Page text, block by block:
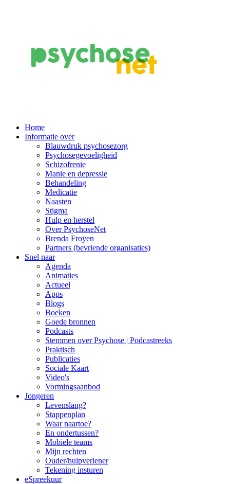
Main
Navigation
Home
Informatie over
Blauwdruk psychosezorg
Psychosegevoeligheid
Schizofrenie
Manie en depressie
Behandeling
Medicatie
Naasten
Stigma
Hulp en herstel
Over PsychoseNet
Brenda Froyen
Partners (bevriende organisaties)
Snel naar
Agenda
Animaties
Actueel
Apps
Blogs
Boeken
Goede bronnen
Podcasts
Stemmen over Psychose | Podcastreeks
Praktisch
Publicaties
Sociale Kaart
Video's
Vormingsaanbod
Jongeren
Levenslang?
Stappenplan
Waar naartoe?
En ondertussen?
Mobiele teams
Mijn rechten
Ouder/hulpverlener
Tekening insturen
eSpreekuur